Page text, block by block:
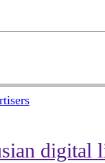
digital